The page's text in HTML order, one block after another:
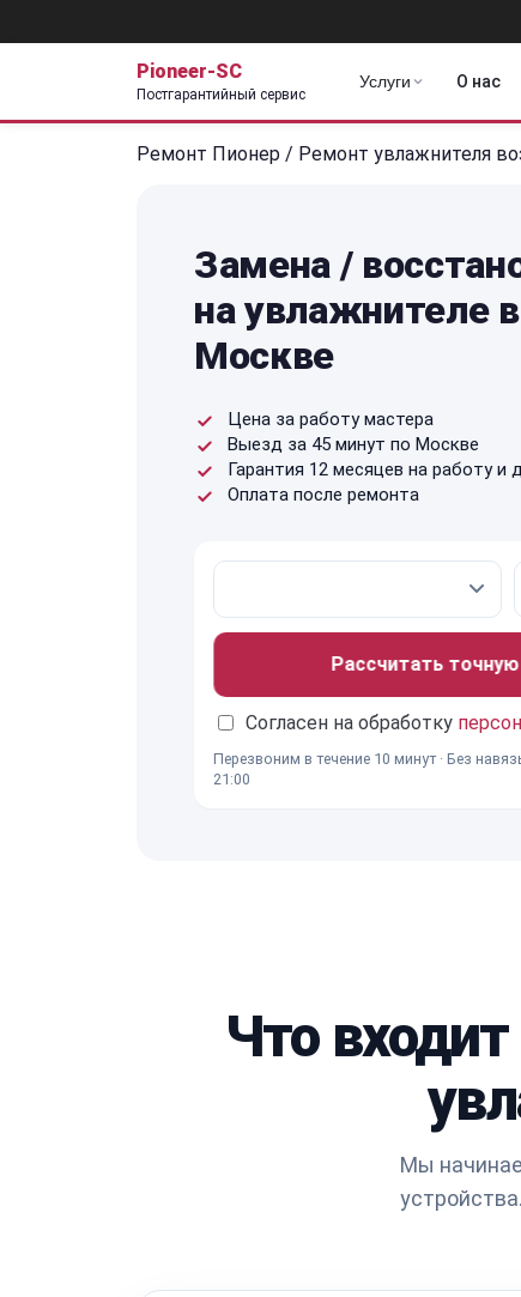
Pioneer-SC
Постгарантийный сервис
Услуги О нас
Ремонт Пионер / Ремонт увлажнителя
Замена /
на увлажнителе
Москве
Цена за работу мастера
Выезд за 45 минут по Москве
Гарантия 12 месяцев на работу и
Оплата после ремонта
Рассчитать
Согласен на обработку
Перезвоним в течение 10 минут · Без
21:00
Что
Мы